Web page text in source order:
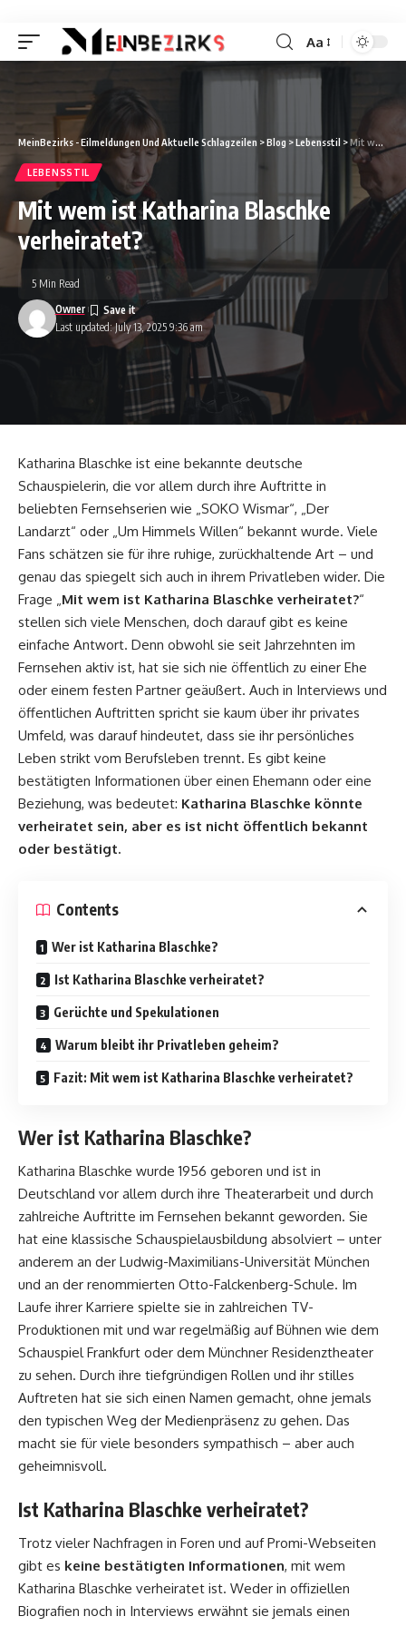
Font
Resizer
Aa
MeinBezirks - Eilmeldungen Und Aktuelle Schlagzeilen >Blog >Lebensstil >Mit wem ist Katharina Blaschke verheiratet?
LEBENSSTIL
Mit wem ist Katharina Blaschke
verheiratet?
Last updated: July 13, 2025 9:36 am
Owner
5 Min Read
Katharina Blaschke ist eine bekannte deutsche
Schauspielerin, die vor allem durch ihre Auftritte in
beliebten Fernsehserien wie „SOKO Wismar“, „Der
Landarzt“ oder „Um Himmels Willen“ bekannt wurde. Viele
Fans schätzen sie für ihre ruhige, zurückhaltende Art – und
genau das spiegelt sich auch in ihrem Privatleben wider. Die
Frage „Mit wem ist Katharina Blaschke verheiratet?“
stellen sich viele Menschen, doch darauf gibt es keine
einfache Antwort. Denn obwohl sie seit Jahrzehnten im
Fernsehen aktiv ist, hat sie sich nie öffentlich zu einer Ehe
oder einem festen Partner geäußert. Auch in Interviews und
öffentlichen Auftritten spricht sie kaum über ihr privates
Umfeld, was darauf hindeutet, dass sie ihr persönliches
Leben strikt vom Berufsleben trennt. Es gibt keine
bestätigten Informationen über einen Ehemann oder eine
Beziehung, was bedeutet: Katharina Blaschke könnte
verheiratet sein, aber es ist nicht öffentlich bekannt
oder bestätigt.
Contents
Wer ist Katharina Blaschke?
Ist Katharina Blaschke verheiratet?
Gerüchte und Spekulationen
Warum bleibt ihr Privatleben geheim?
Fazit: Mit wem ist Katharina Blaschke verheiratet?
Wer ist Katharina Blaschke?
Katharina Blaschke wurde 1956 geboren und ist in
Deutschland vor allem durch ihre Theaterarbeit und durch
zahlreiche Auftritte im Fernsehen bekannt geworden. Sie
hat eine klassische Schauspielausbildung absolviert – unter
anderem an der Ludwig-Maximilians-Universität München
und an der renommierten Otto-Falckenberg-Schule. Im
Laufe ihrer Karriere spielte sie in zahlreichen TV-
Produktionen mit und war regelmäßig auf Bühnen wie dem
Schauspiel Frankfurt oder dem Münchner Residenztheater
zu sehen. Durch ihre tiefgründigen Rollen und ihr stilles
Auftreten hat sie sich einen Namen gemacht, ohne jemals
den typischen Weg der Medienpräsenz zu gehen. Das
macht sie für viele besonders sympathisch – aber auch
geheimnisvoll.
Ist Katharina Blaschke verheiratet?
Trotz vieler Nachfragen in Foren und auf Promi-Webseiten
gibt es keine bestätigten Informationen, mit wem
Katharina Blaschke verheiratet ist. Weder in offiziellen
Biografien noch in Interviews erwähnt sie jemals einen